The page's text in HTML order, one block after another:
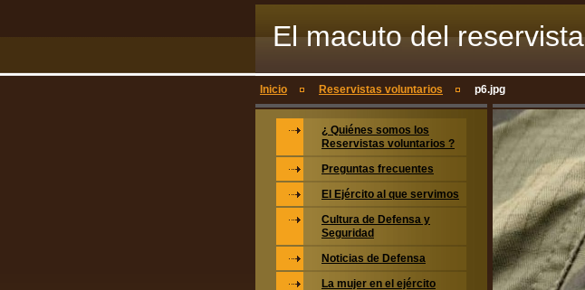
El macuto del reservista
voluntario
Inicio Reservistas voluntarios p6.jpg
¿ Quiénes somos los
Reservistas voluntarios ?
Preguntas frecuentes
El Ejército al que servimos
Cultura de Defensa y
Seguridad
Noticias de Defensa
La mujer en el ejército